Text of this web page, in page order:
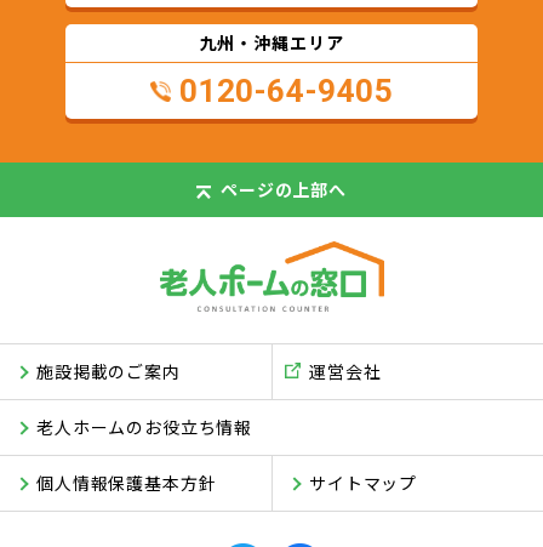
九州・沖縄エリア
0120-64-9405
ページの上部へ
施設掲載のご案内
老人ホームのお役立ち情報
サイトマップ
運営会社
個人情報保護基本方針